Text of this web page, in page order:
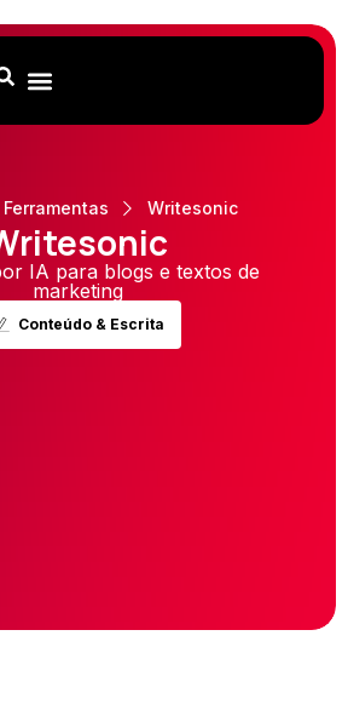
Ferramentas Writesonic
IA para blogs e textos de
marketing
Conteúdo & Escrita